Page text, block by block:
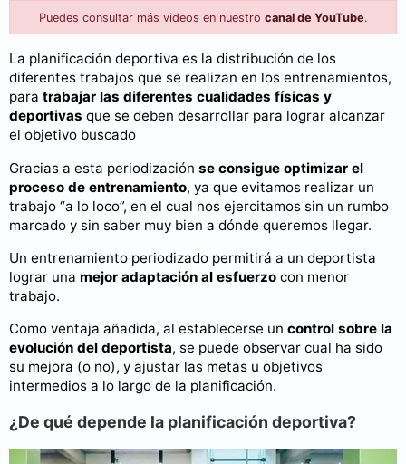
Puedes consultar más videos en nuestro canal de YouTube.
La planificación deportiva es la distribución de los
diferentes trabajos que se realizan en los entrenamientos,
para trabajar las diferentes cualidades físicas y
deportivas que se deben desarrollar para lograr alcanzar
el objetivo buscado
Gracias a esta periodización se consigue optimizar el
proceso de entrenamiento, ya que evitamos realizar un
trabajo “a lo loco”, en el cual nos ejercitamos sin un rumbo
marcado y sin saber muy bien a dónde queremos llegar.
Un entrenamiento periodizado permitirá a un deportista
lograr una mejor adaptación al esfuerzo con menor
trabajo.
Como ventaja añadida, al establecerse un control sobre la
evolución del deportista, se puede observar cual ha sido
su mejora (o no), y ajustar las metas u objetivos
intermedios a lo largo de la planificación.
¿De qué depende la planificación deportiva?